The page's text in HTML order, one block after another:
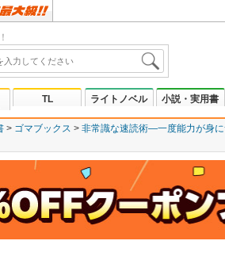
TL ライトノベル 小説・実用書
ゴマブックス
非常識な速読術―一度能力が身